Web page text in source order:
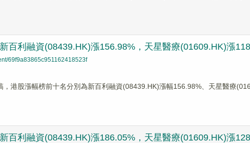
百利融資(08439.HK)漲156.98%，天星醫療(01609.HK)漲
69f9a83865c951162418523f
，港股漲幅榜前十名分別為新百利融資(08439.HK)漲幅156.98%、天星醫療
百利融資(08439.HK)漲186.05%，天星醫療(01609.HK)漲